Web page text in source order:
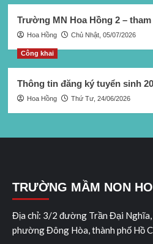
Trường MN Hoa Hồng 2 –
Hoa Hồng Chủ Nhật, 05/07/2026
Công khai
Thông tin đăng ký tuyển sinh
Hoa Hồng Thứ Tư, 24/06/2026
TRƯỜNG MẦM NON
Địa chỉ: 3/2 đường Trần Đại Nghĩa,
phường Đông Hòa, thành phố Hồ